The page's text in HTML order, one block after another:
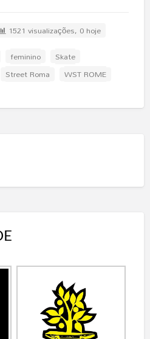
1521 visualizações, 0 hoje
feminino
Skate
Street Roma WST ROME